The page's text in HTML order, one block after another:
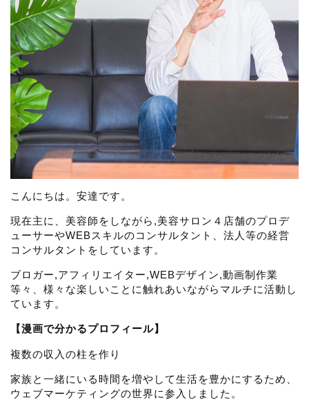
こんにちは。安達です。
現在主に、美容師をしながら,美容サロン４店舗のプロデ
ューサーやWEBスキルのコンサルタント、法人等の経営
コンサルタントをしています。
ブロガー,アフィリエイター,WEBデザイン,動画制作業
等々、様々な楽しいことに触れあいながらマルチに活動し
ています。
【漫画で分かるプロフィール】
複数の収入の柱を作り
家族と一緒にいる時間を増やして生活を豊かにするため、
ウェブマーケティングの世界に参入しました。